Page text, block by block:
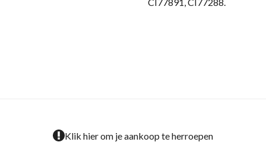
Klik hier om je aankoop te herroepen